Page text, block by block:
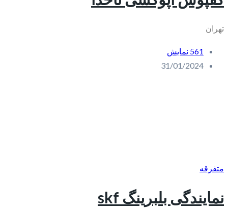
تهران
561 نمایش
31/01/2024
متفرقه
نمایندگی بلبرینگ skf